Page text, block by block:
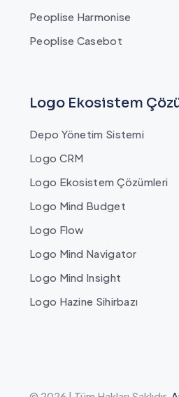
Peoplise Harmonise
Peoplise Casebot
Logo Ekosistem
Depo Yönetim Sistemi
Logo CRM
Logo Ekosistem Çözümleri
Logo Mind Budget
Logo Flow
Logo Mind Navigator
Logo Mind Insight
Logo Hazine Sihirbazı